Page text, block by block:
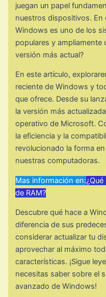
juegan un papel
nuestros dispositivos. En
Windows es uno de los
populares y ampliamente
versión más actual?
En este artículo,
reciente de Windows y
que ofrece. Desde su
la versión más
operativo de Microsoft.
la eficiencia y la
revolucionado la forma
nuestras computadoras.
Mas información en:
de RAM?
Descubre qué hace a
diferencia de sus
considerar actualizar tu
aprovechar al máximo
características. ¡Sigue
necesitas saber sobre el
avanzado de Windows!